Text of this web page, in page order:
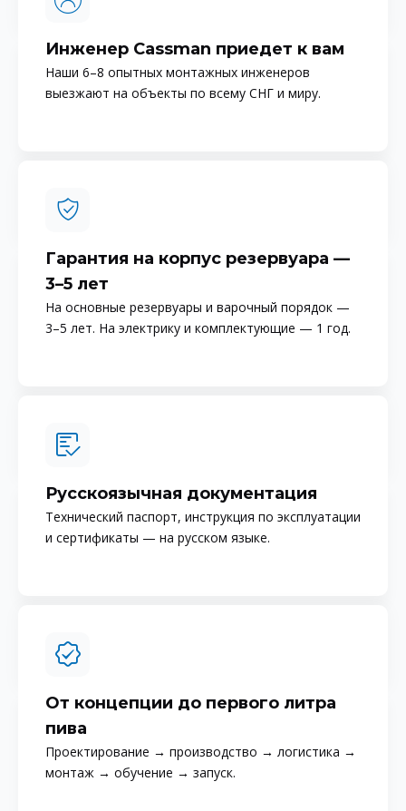
Инженер Cassman приедет к вам
Наши 6–8 опытных монтажных инженеров
выезжают на объекты по всему СНГ и миру.
Гарантия на корпус резервуара —
3–5 лет
На основные резервуары и варочный порядок —
3–5 лет. На электрику и комплектующие — 1 год.
Русскоязычная документация
Технический паспорт, инструкция по эксплуатации
и сертификаты — на русском языке.
От концепции до первого литра
пива
Проектирование → производство → логистика →
монтаж → обучение → запуск.